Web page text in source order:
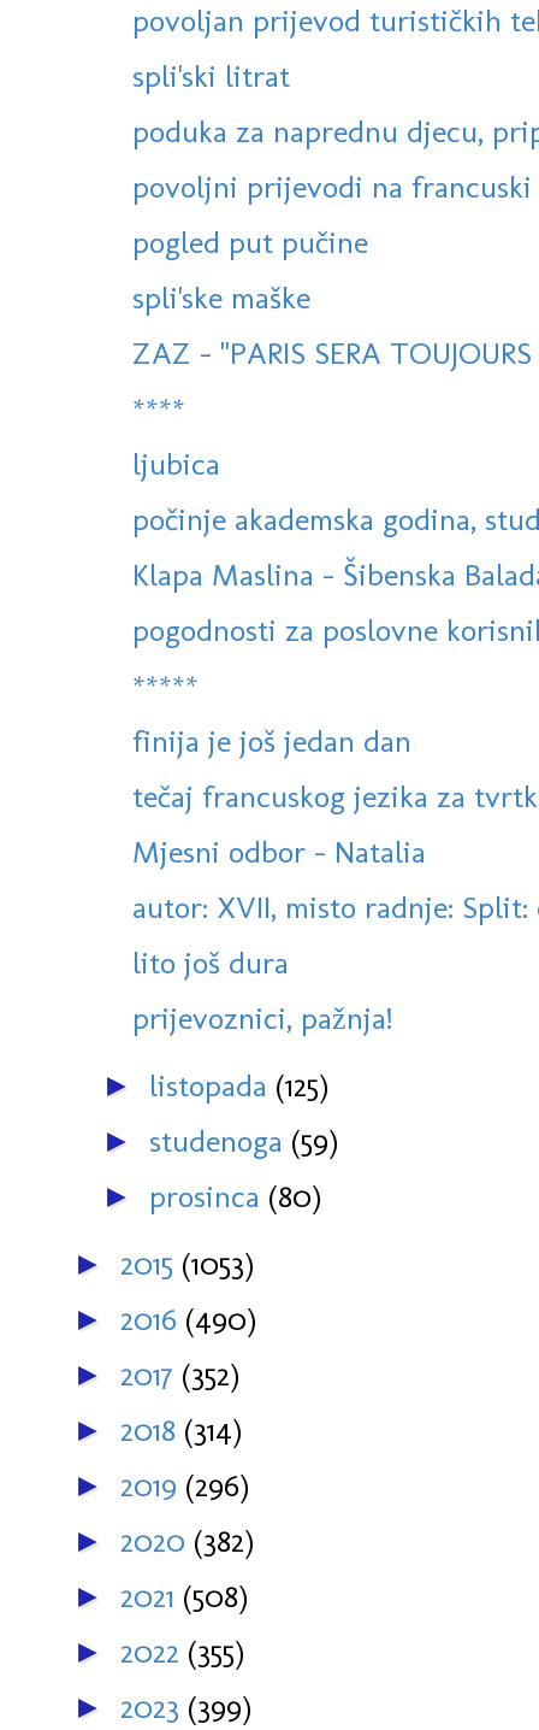
povoljan prijevod turističkih
spli'ski litrat
poduka za naprednu djecu,
povoljni prijevodi na
pogled put pučine
spli'ske maške
ZAZ - "PARIS SERA
****
ljubica
počinje akademska godina,
Klapa Maslina - Šibenska
pogodnosti za poslovne
*****
finija je još jedan dan
tečaj francuskog jezika za
Mjesni odbor - Natalia
autor: XVII, misto radnje: Split:
lito još dura
prijevoznici, pažnja!
► listopada (125)
► studenoga (59)
► prosinca (80)
► 2015 (1053)
► 2016 (490)
► 2017 (352)
► 2018 (314)
► 2019 (296)
► 2020 (382)
► 2021 (508)
► 2022 (355)
► 2023 (399)